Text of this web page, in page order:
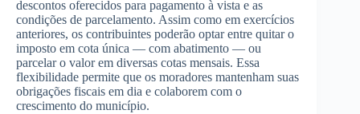
descontos oferecidos para pagamento à vista e as
condições de parcelamento. Assim como em exercícios
anteriores, os contribuintes poderão optar entre quitar o
imposto em cota única — com abatimento — ou
parcelar o valor em diversas cotas mensais. Essa
flexibilidade permite que os moradores mantenham suas
obrigações fiscais em dia e colaborem com o
crescimento do município.